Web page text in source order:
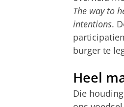
The way to
intentions.
burger te
Heel
Die